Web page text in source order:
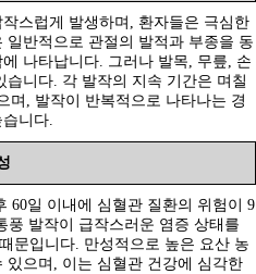
스럽게 발생하며, 환자들은 극심한
반적으로 관절의 발적과 부종을 동
나타납니다. 그러나 발목, 무릎, 손
니다. 각 발작의 지속 기간은 며칠
며, 발작이 반복적으로 나타나는 경
니다.
60일 이내에 심혈관 질환의 위험이 9
풍 발작이 급작스러운 염증 상태를
문입니다. 만성적으로 높은 요산 농
있으며, 이는 심혈관 건강에 심각한